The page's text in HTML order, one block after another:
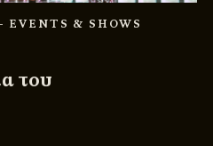
- EVENTS & SHOWS
του